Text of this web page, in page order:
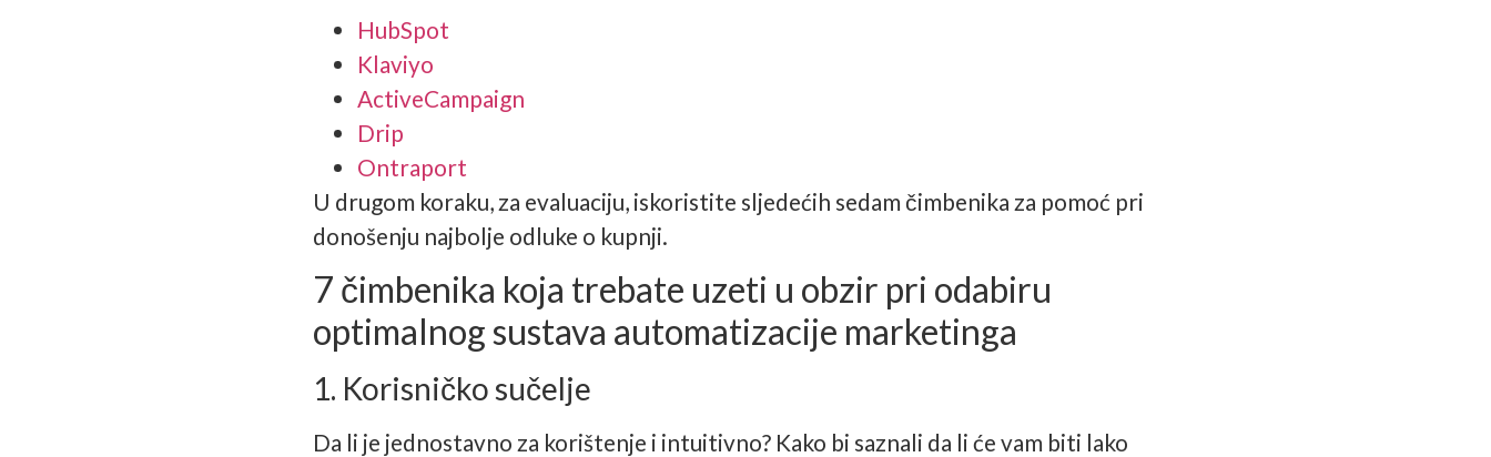
HubSpot
Klaviyo
ActiveCampaign
Drip
Ontraport
U drugom koraku, za evaluaciju, iskoristite sljedećih sedam čimbenika za pomoć pri
donošenju najbolje odluke o kupnji.
7 čimbenika koja trebate uzeti u obzir pri odabiru
optimalnog sustava automatizacije marketinga
1. Korisničko sučelje
Da li je jednostavno za korištenje i intuitivno? Kako bi saznali da li će vam biti lako